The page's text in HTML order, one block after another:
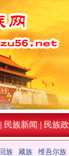
民族新闻 民族
回族 藏族 维吾尔族